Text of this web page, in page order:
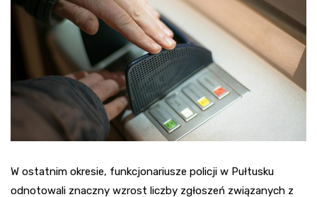
W ostatnim okresie, funkcjonariusze policji w Pułtusku
odnotowali znaczny wzrost liczby zgłoszeń związanych z